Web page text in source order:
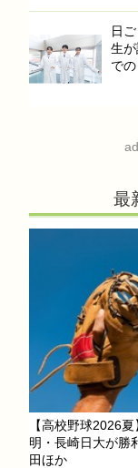
日
生
で
最
【高校野球2026
明・長崎日大が勝
田ほか